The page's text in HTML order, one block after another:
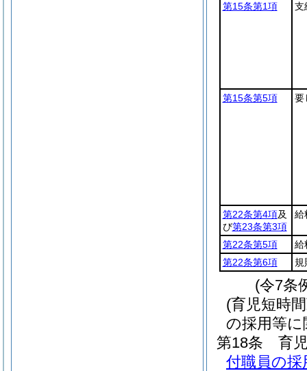
第15条第1項 支
第15条第5項 要
第22条第4項及
び第23条第3項
給
第22条第5項
給
第22条第6項
規
(令7条
(育児短時
の採用等
第18条
育
付職員の